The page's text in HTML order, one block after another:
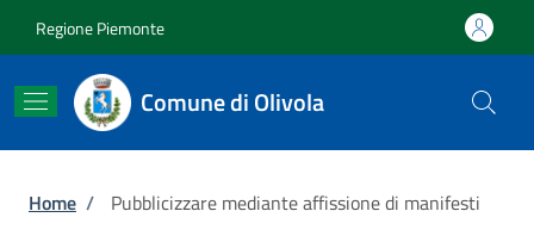
Regione Piemonte
Comune di Olivola
Briciole di pane
Home / Pubblicizzare mediante affissione di manifesti